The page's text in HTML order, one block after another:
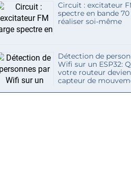
Circuit : excitateur
spectre en bande
réaliser soi-même
Détection de
Wifi sur un ESP32:
votre routeur
capteur de